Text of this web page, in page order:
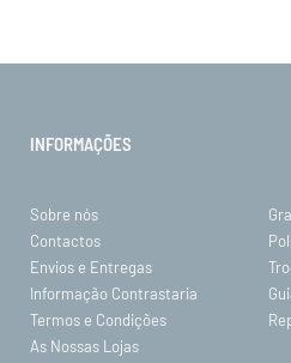
INFORMAÇÕES
Sobre nós
Contactos
Envios e Entregas
Informação Contrastaria
Termos e Condições
As Nossas Lojas